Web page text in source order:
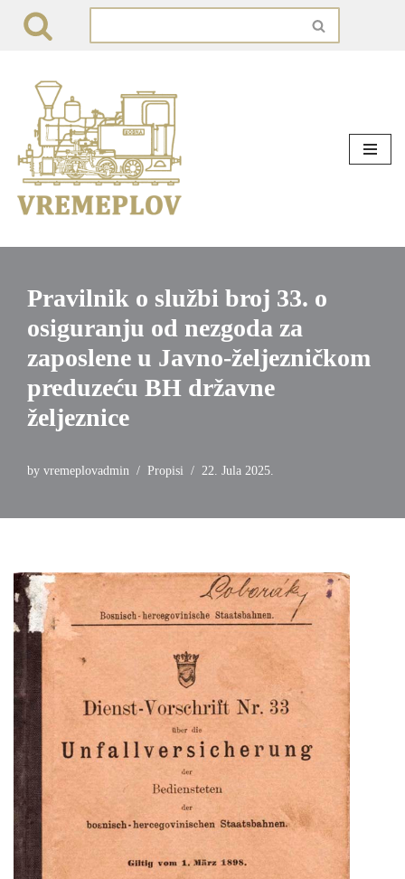
content
Pravilnik o službi broj 33. o
osiguranju od nezgoda za
zaposlene u Javno-željezničkom
preduzeću BH državne
željeznice
by vremeplovadmin Propisi 22. Jula 2025.